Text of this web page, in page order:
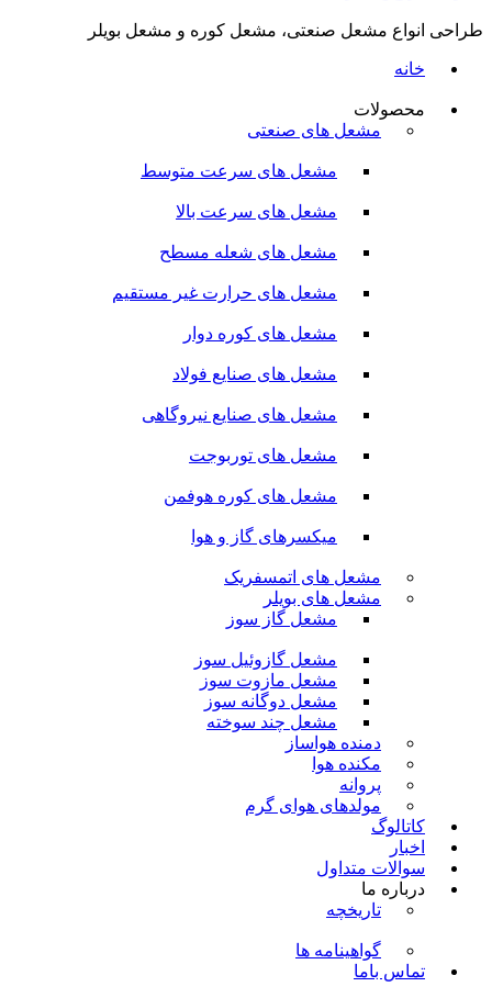
طراحی انواع مشعل صنعتی، مشعل کوره و مشعل بویلر
خانه
محصولات
مشعل های صنعتی
مشعل های سرعت متوسط
مشعل های سرعت بالا
مشعل های شعله مسطح
مشعل های حرارت غیر مستقیم
مشعل های کوره دوار
مشعل های صنایع فولاد
مشعل های صنایع نیروگاهی
مشعل های توربوجت
مشعل های کوره هوفمن
میکسرهای گاز و هوا
مشعل های اتمسفریک
مشعل های بویلر
مشعل گاز سوز
مشعل گازوئیل سوز
مشعل مازوت سوز
مشعل دوگانه سوز
مشعل چند سوخته
دمنده هواساز
مکنده هوا
پروانه
مولدهای هوای گرم
کاتالوگ
اخبار
سوالات متداول
درباره ما
تاریخچه
گواهینامه ها
تماس باما